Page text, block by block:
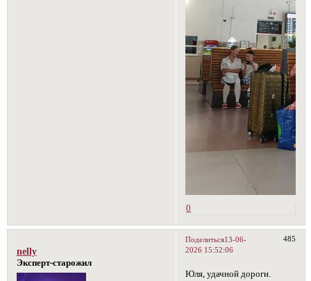
0
Поделиться 485
13-06-
2026 15:52:06
nelly
Эксперт-старожил
Юля, удачной дороги.